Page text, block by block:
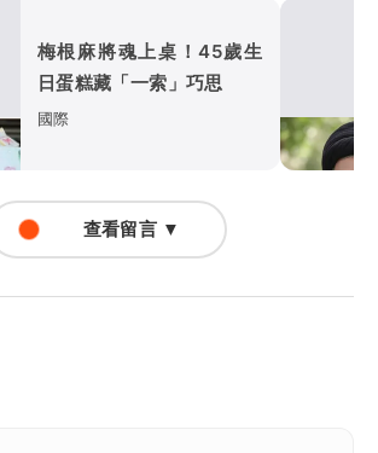
梅根麻將魂上桌！45歲生
日蛋糕藏「一索」巧思
國際
查看留言 ▼